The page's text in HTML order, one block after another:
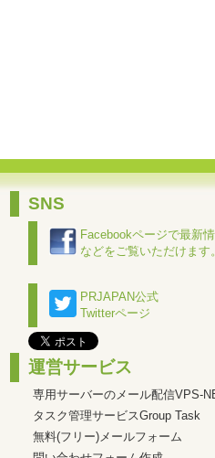
SNS
Facebookページで最新
などをご覧いただけます。
PRJAPAN公式
Twitterページ
運営サービス
専用サーバーのメール配信VPS-
タスク管理サービスGroup Task
無料(フリー)メールフォーム